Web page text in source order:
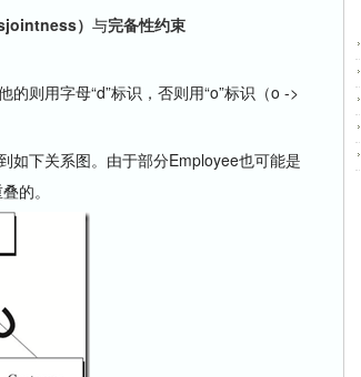
） 与完备性约束
则用字母“d”标识，否则用“o”标识（o ->
下关系图。由于部分Employee也可能是
的。